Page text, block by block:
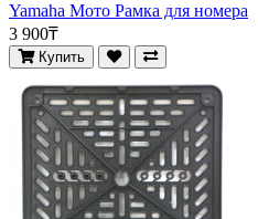
Yamaha Мото Рамка для номера
3 900₸
Купить